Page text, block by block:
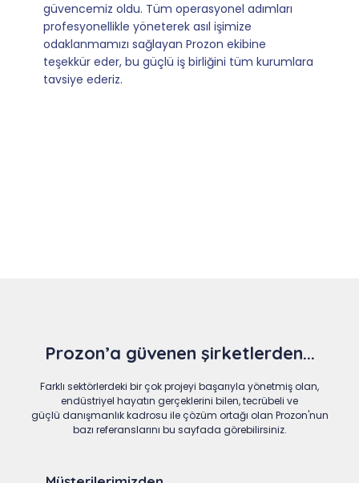
kılan ise; ihtiyaç duyduğumuz her an ulaşılabilir
olmaları ve sorularımıza aldığımız hızlı geri
dönüşler.
Prozon’a güvenen şirketlerden...
Farklı sektörlerdeki bir çok projeyi başarıyla yönetmiş olan,
endüstriyel hayatın gerçeklerini bilen, tecrübeli ve
güçlü danışmanlık kadrosu ile çözüm ortağı olan Prozon'nun
bazı referanslarını bu sayfada görebilirsiniz.